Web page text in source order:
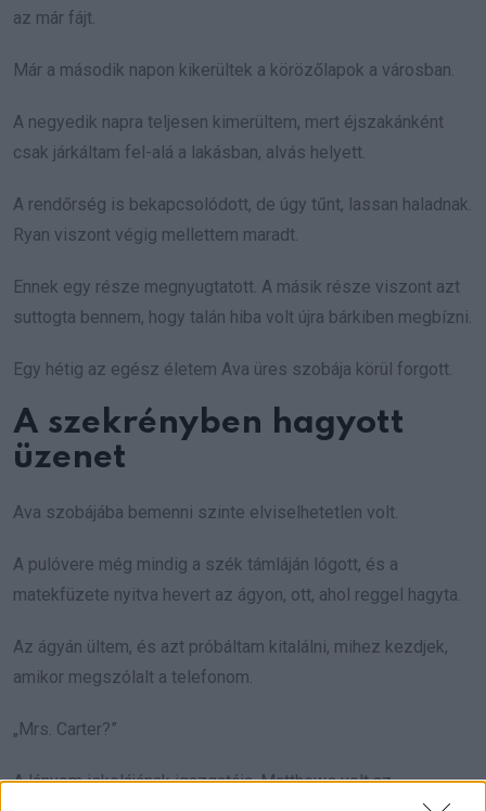
az már fájt.
Már a második napon kikerültek a körözőlapok a városban.
A negyedik napra teljesen kimerültem, mert éjszakánként
csak járkáltam fel-alá a lakásban, alvás helyett.
A rendőrség is bekapcsolódott, de úgy tűnt, lassan haladnak.
Ryan viszont végig mellettem maradt.
Ennek egy része megnyugtatott. A másik része viszont azt
suttogta bennem, hogy talán hiba volt újra bárkiben megbízni.
Egy hétig az egész életem Ava üres szobája körül forgott.
A szekrényben hagyott
üzenet
Ava szobájába bemenni szinte elviselhetetlen volt.
A pulóvere még mindig a szék támláján lógott, és a
matekfüzete nyitva hevert az ágyon, ott, ahol reggel hagyta.
Az ágyán ültem, és azt próbáltam kitalálni, mihez kezdjek,
amikor megszólalt a telefonom.
„Mrs. Carter?”
A lányom iskolájának igazgatója, Matthews volt az.